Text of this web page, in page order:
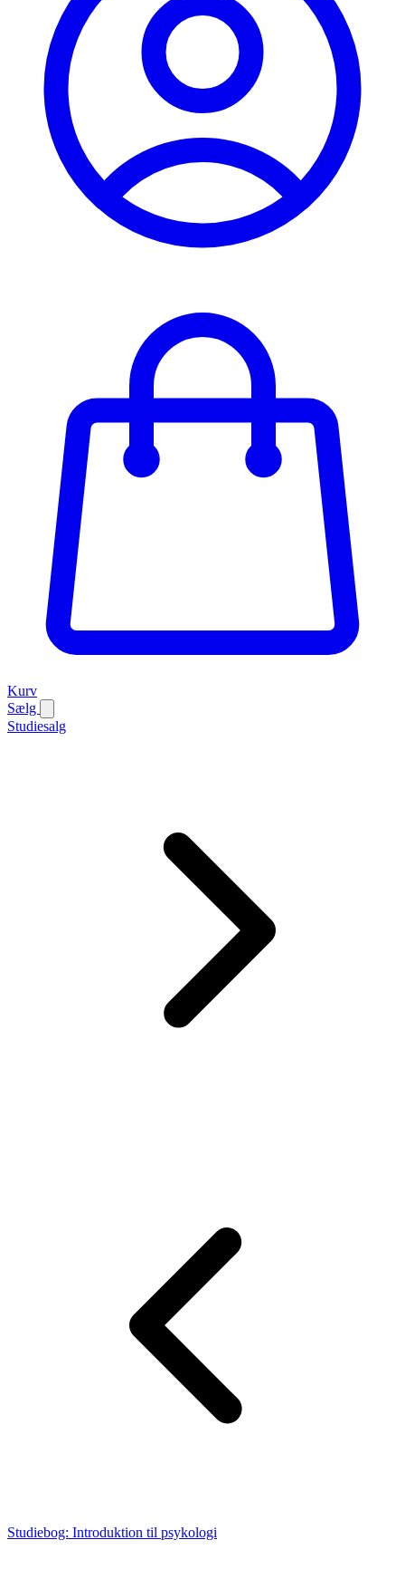
Kurv
Sælg
Studiesalg
Studiebog: Introduktion til psykologi